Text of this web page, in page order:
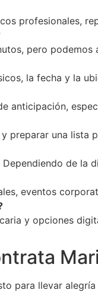
profesionales,
pero
la fecha y la
anticipación,
preparar una lista
de la
eventos
y opciones
para llevar